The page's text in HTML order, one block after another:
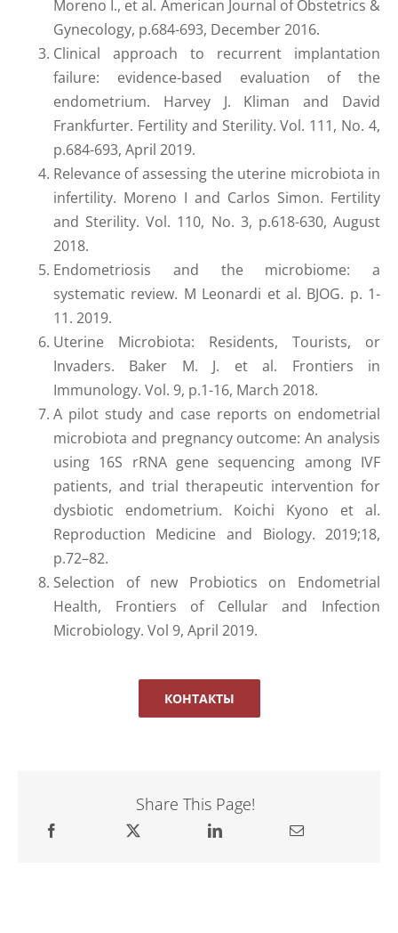
Moreno I., et al. American Journal of Obstetrics &
Gynecology, p.684-693, December 2016.
Clinical approach to recurrent implantation
failure: evidence-based evaluation of the
endometrium. Harvey J. Kliman and David
Frankfurter. Fertility and Sterility. Vol. 111, No. 4,
p.684-693, April 2019.
Relevance of assessing the uterine microbiota in
infertility. Moreno I and Carlos Simon. Fertility
and Sterility. Vol. 110, No. 3, p.618-630, August
2018.
Endometriosis and the microbiome: a
systematic review. M Leonardi et al. BJOG. p. 1-
11. 2019.
Uterine Microbiota: Residents, Tourists, or
Invaders. Baker M. J. et al. Frontiers in
Immunology. Vol. 9, p.1-16, March 2018.
A pilot study and case reports on endometrial
microbiota and pregnancy outcome: An analysis
using 16S rRNA gene sequencing among IVF
patients, and trial therapeutic intervention for
dysbiotic endometrium. Koichi Kyono et al.
Reproduction Medicine and Biology. 2019;18,
p.72–82.
Selection of new Probiotics on Endometrial
Health, Frontiers of Cellular and Infection
Microbiology. Vol 9, April 2019.
КОНТАКТЫ
Share This Page!